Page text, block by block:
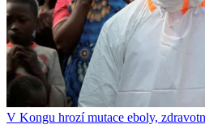
V Kongu hrozí mutace eboly,